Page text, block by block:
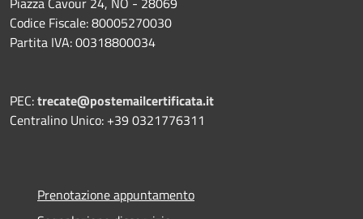
Codice Fiscale: 80005270030
Partita IVA: 00318800034
PEC:trecate@postemailcertificata.it
Centralino Unico: +39 0321776311
Prenotazione appuntamento